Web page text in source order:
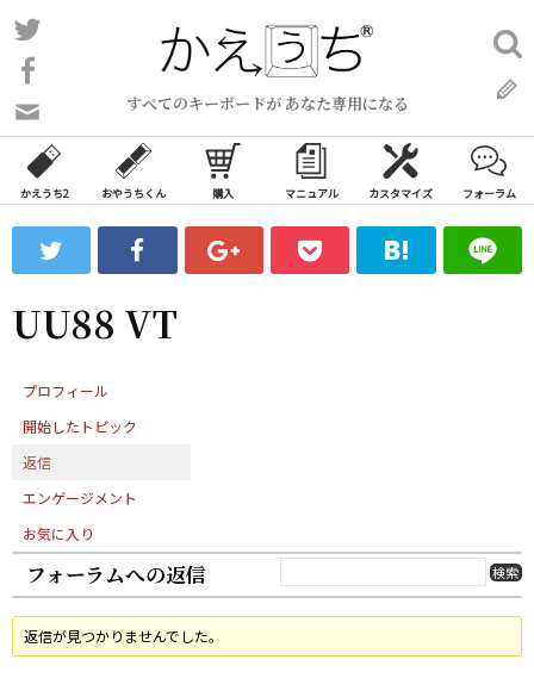
コ
ン
ン
ツ
ス
ッ
プ
すべてのキーボードが あなた専用になる
い
合
わ
フ
ォ
ム
検
索:
かえうち2 おやうちくん 購入 マニュアル カスタマイズ フォーラム
UU88 VT
プロフィール
開始したトピック
返信
エンゲージメント
お気に入り
フォーラムへの返信
返信が見つかりませんでした。